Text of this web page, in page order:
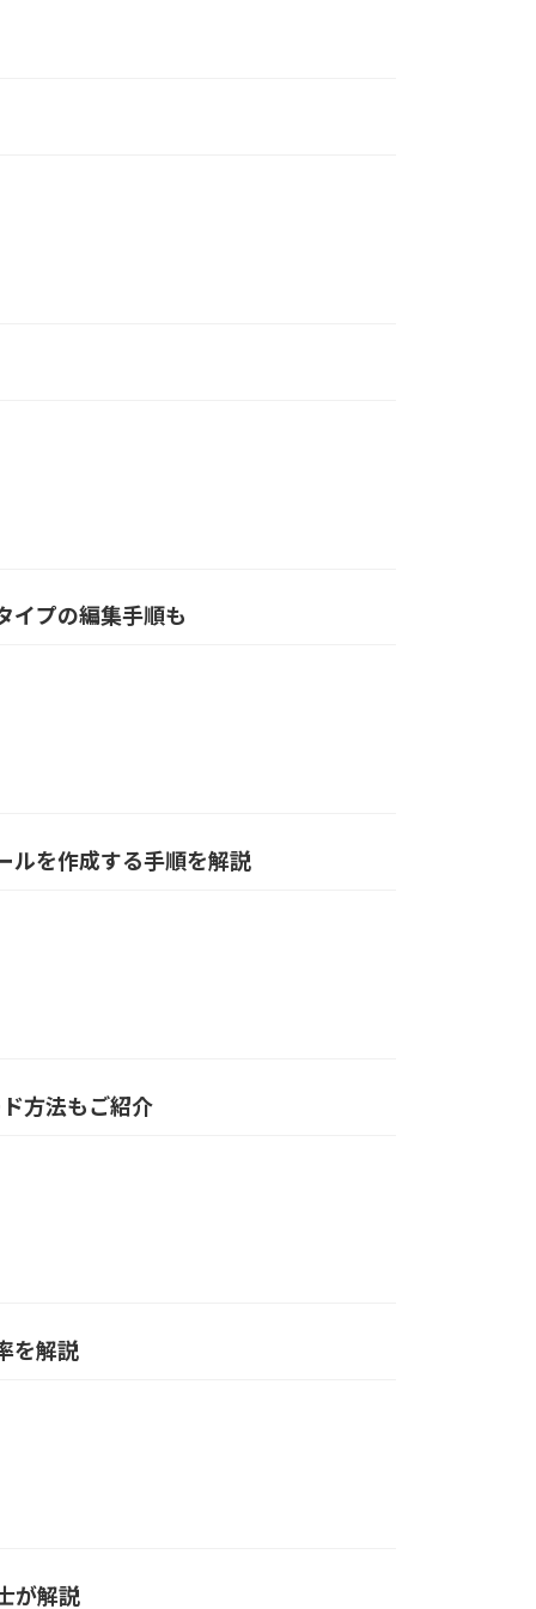
イプの編集手順も
ルを作成する手順を解説
方法もご紹介
を解説
が解説